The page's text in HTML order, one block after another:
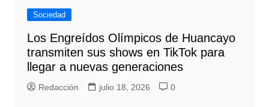
Sociedad
Los Engreídos Olímpicos de Huancayo
transmiten sus shows en TikTok para
llegar a nuevas generaciones
Redacción julio 18, 2026 0